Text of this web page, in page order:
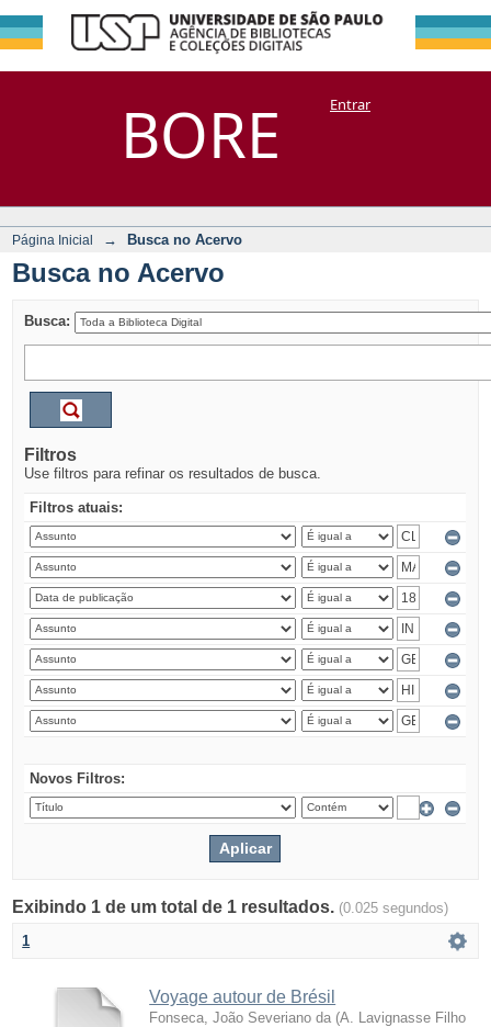
BORE
Busca no Acervo
DSpace/Manakin + CoriscoEntrar
Página Inicial → Busca no Acervo
Busca no Acervo
Busca:
Filtros
Use filtros para refinar os resultados de busca.
Filtros atuais:
Novos Filtros:
Exibindo 1 de um total de 1 resultados. (0.025 segundos)
1
Voyage autour de Brésil
Fonseca, João Severiano da (A. Lavignasse Filho